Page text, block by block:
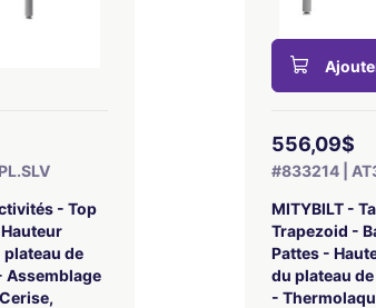
- Top
de
Assemblage
556,09$
#833214 |
MITYBILT -
Trapezoid -
Pattes -
du plateau
-